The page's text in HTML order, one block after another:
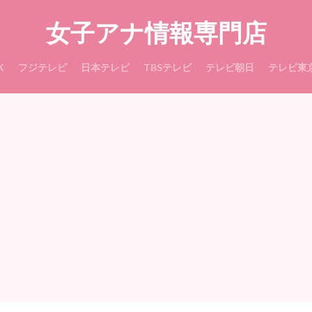
女子アナ情報専門店
フジテレビ 日本テレビ TBSテレビ テレビ朝日 テレビ東